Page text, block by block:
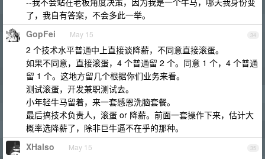
了，我自有答案，不会多此一举。
34
GopFei May 15
2 个技术水平普通中上直接谈降薪，不同意直接滚蛋。
如果不同意，直接滚蛋，4 个普通留 2 个。同意 1 个，4 个普通
留 1 个。这地方留几个根据你们业务来看。
测试滚蛋，开发兼职测试去。
小年轻牛马留着，来一套感恩洗脑套餐。
最后搞技术负责人，滚蛋 or 降薪。前面一套操作下来，估计大
概率选降薪了，除非巨牛逼不在乎的那种。
35
XHalso May 15